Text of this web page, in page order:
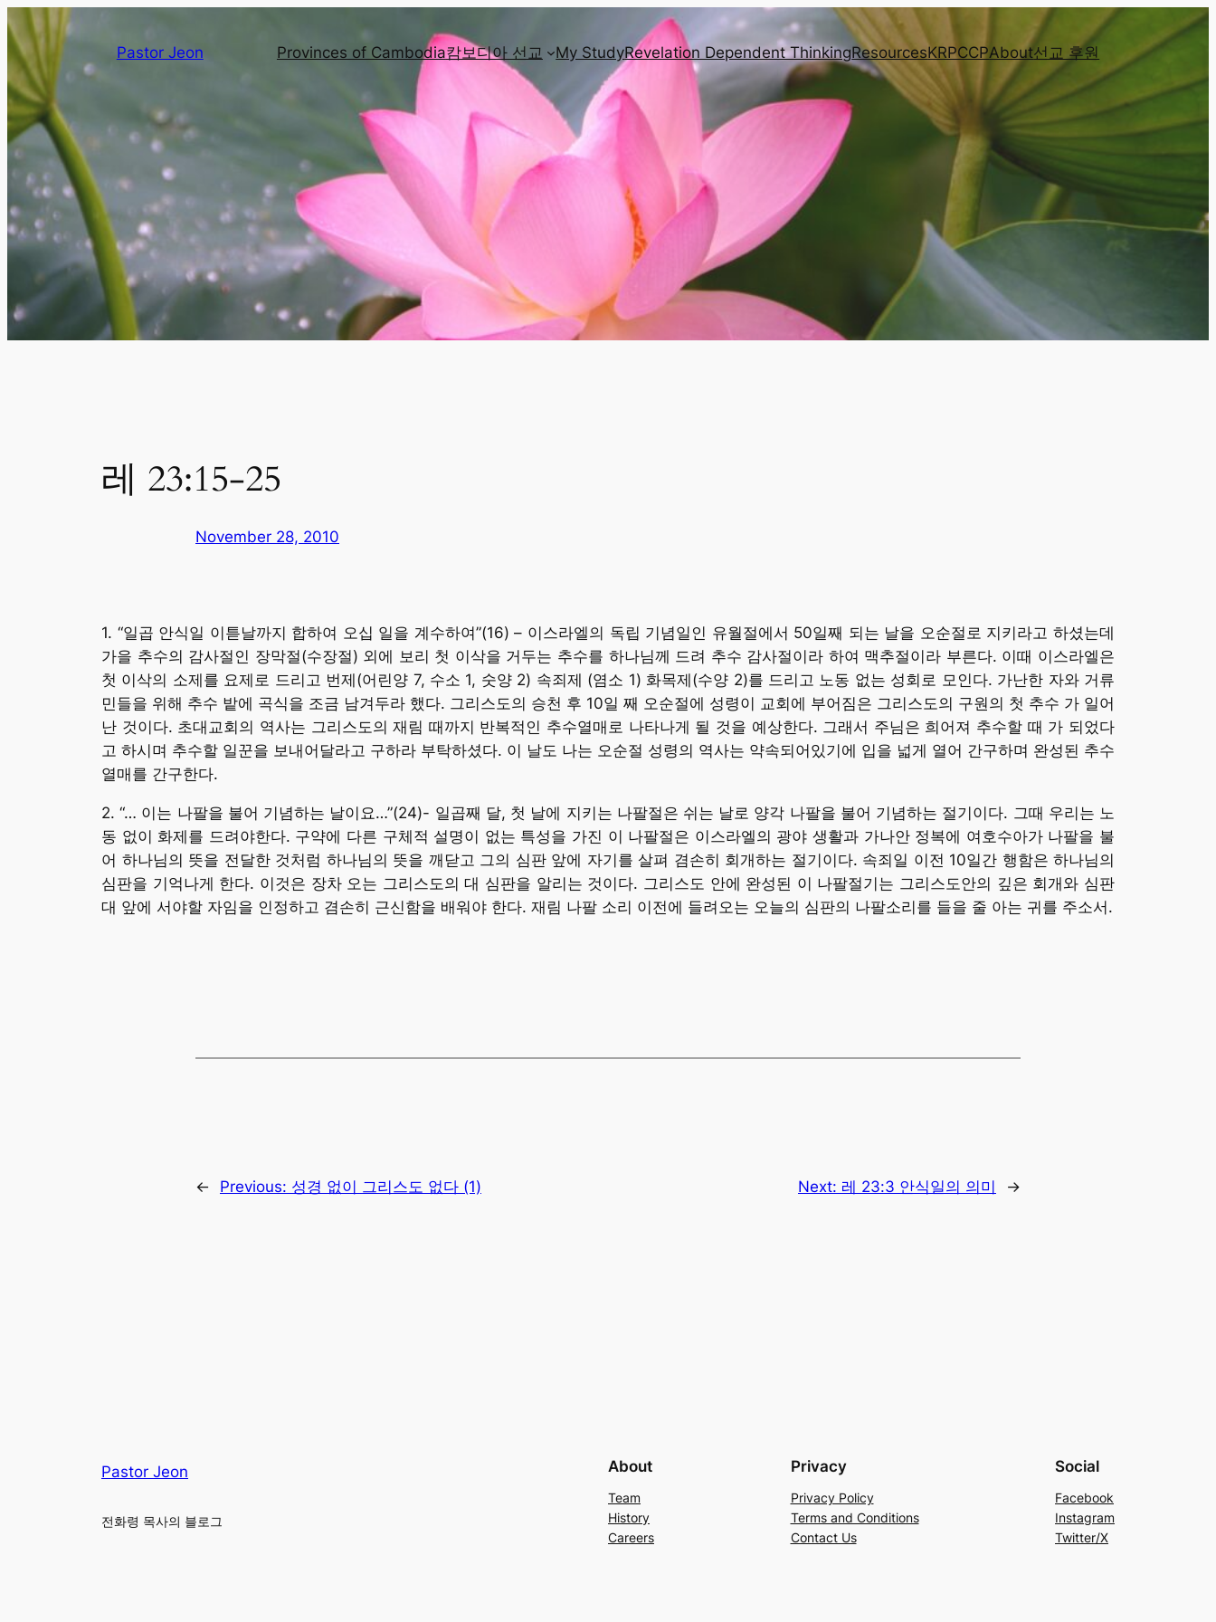
Pastor Jeon Provinces of Cambodia캄보디아 선교 My StudyRevelation Dependent ThinkingResourcesKRPCCPAbout선교 후원
레 23:15-25
November 28, 2010
1. “일곱 안식일 이튿날까지 합하여 오십 일을 계수하여”(16) – 이스라엘의 독립 기념일인 유월절에서 50일째 되는 날을 오순절로 지키라고 하셨는데
가을 추수의 감사절인 장막절(수장절) 외에 보리 첫 이삭을 거두는 추수를 하나님께 드려 추수 감사절이라 하여 맥추절이라 부른다. 이때 이스라엘은
첫 이삭의 소제를 요제로 드리고 번제(어린양 7, 수소 1, 숫양 2) 속죄제 (염소 1) 화목제(수양 2)를 드리고 노동 없는 성회로 모인다. 가난한 자와 거류
민들을 위해 추수 밭에 곡식을 조금 남겨두라 했다. 그리스도의 승천 후 10일 째 오순절에 성령이 교회에 부어짐은 그리스도의 구원의 첫 추수 가 일어
난 것이다. 초대교회의 역사는 그리스도의 재림 때까지 반복적인 추수열매로 나타나게 될 것을 예상한다. 그래서 주님은 희어져 추수할 때 가 되었다
고 하시며 추수할 일꾼을 보내어달라고 구하라 부탁하셨다. 이 날도 나는 오순절 성령의 역사는 약속되어있기에 입을 넓게 열어 간구하며 완성된 추수
열매를 간구한다.
2. “… 이는 나팔을 불어 기념하는 날이요…”(24)- 일곱째 달, 첫 날에 지키는 나팔절은 쉬는 날로 양각 나팔을 불어 기념하는 절기이다. 그때 우리는 노
동 없이 화제를 드려야한다. 구약에 다른 구체적 설명이 없는 특성을 가진 이 나팔절은 이스라엘의 광야 생활과 가나안 정복에 여호수아가 나팔을 불
어 하나님의 뜻을 전달한 것처럼 하나님의 뜻을 깨닫고 그의 심판 앞에 자기를 살펴 겸손히 회개하는 절기이다. 속죄일 이전 10일간 행함은 하나님의
심판을 기억나게 한다. 이것은 장차 오는 그리스도의 대 심판을 알리는 것이다. 그리스도 안에 완성된 이 나팔절기는 그리스도안의 깊은 회개와 심판
대 앞에 서야할 자임을 인정하고 겸손히 근신함을 배워야 한다. 재림 나팔 소리 이전에 들려오는 오늘의 심판의 나팔소리를 들을 줄 아는 귀를 주소서.
← Previous: 성경 없이 그리스도 없다 (1) Next: 레 23:3 안식일의 의미 →
Pastor Jeon
전화령 목사의 블로그
About
Team
History
Careers
Privacy
Privacy Policy
Terms and Conditions
Contact Us
Social
Facebook
Instagram
Twitter/X